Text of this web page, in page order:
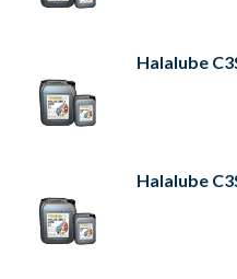
Halalube
Halalube